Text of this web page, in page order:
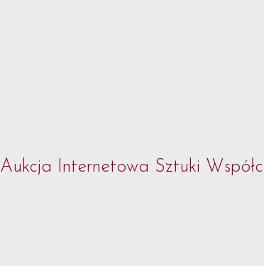
Aukcja Internetowa Sztuki